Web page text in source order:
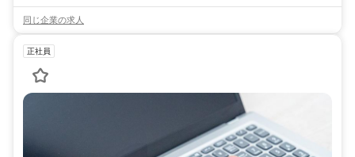
同じ企業の求人
正社員